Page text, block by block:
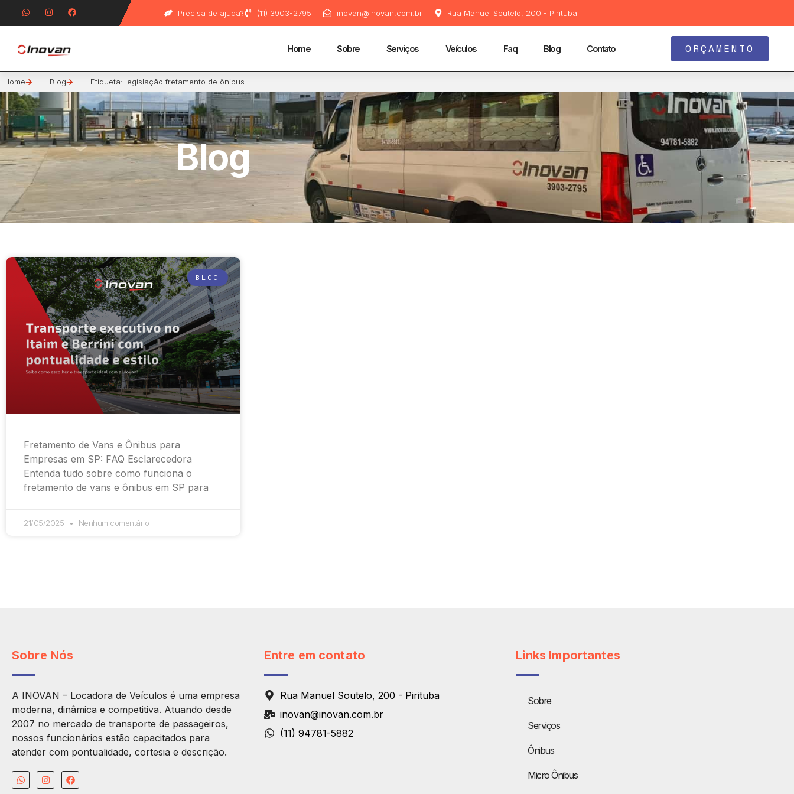
Precisa de ajuda? (11) 3903-2795 inovan@inovan.com.br Rua Manuel Soutelo, 200 - Pirituba
Home Sobre Serviços Veículos Faq Blog Contato ORÇAMENTO
Home Blog Etiqueta: legislação fretamento de ônibus
Blog
BLOG
Fretamento de Vans e Ônibus para
Empresas em SP: FAQ Esclarecedora
Entenda tudo sobre como funciona o
fretamento de vans e ônibus em SP para
21/05/2025 Nenhum comentário
Sobre Nós
A INOVAN – Locadora de Veículos é uma empresa
moderna, dinâmica e competitiva. Atuando desde
2007 no mercado de transporte de passageiros,
nossos funcionários estão capacitados para
atender com pontualidade, cortesia e descrição.
Entre em contato
Rua Manuel Soutelo, 200 - Pirituba
inovan@inovan.com.br
(11) 94781-5882
Links Importantes
Sobre
Serviços
Ônibus
Micro Ônibus